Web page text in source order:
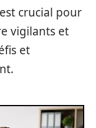
crucial pour
vigilants et
et